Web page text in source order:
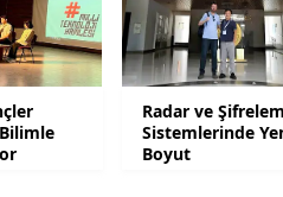
Radar ve
Sistemlerinde
Boyut